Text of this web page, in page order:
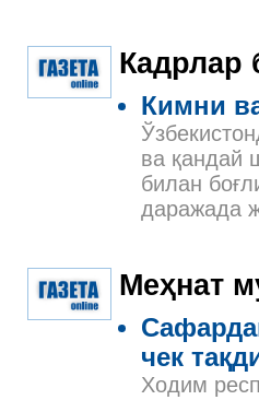
Кадрлар
Кимни
ва қандай
билан
даражада
Меҳнат
чек
Ходим